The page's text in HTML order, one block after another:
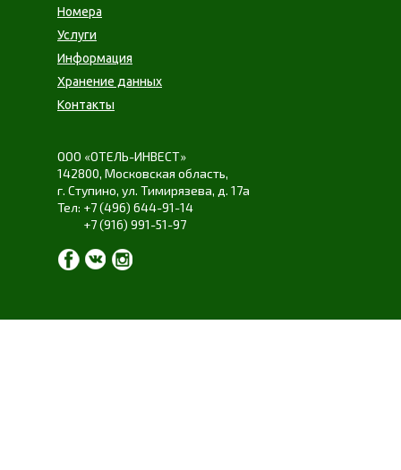
Номера
Услуги
Информация
Хранение данных
Контакты
ООО «ОТЕЛЬ-ИНВЕСТ»
142800, Московская область,
г. Ступино, ул. Тимирязева, д. 17а
+7 (496) 644-91-14
+7 (916) 991-51-97